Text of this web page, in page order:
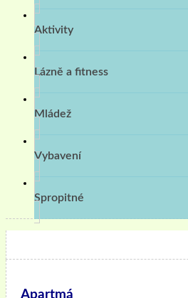
Aktivity
Lázně a fitness
Mládež
Vybavení
Spropitné
Apartmá